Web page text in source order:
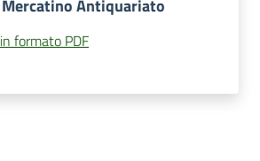
Antiquariato
formato PDF